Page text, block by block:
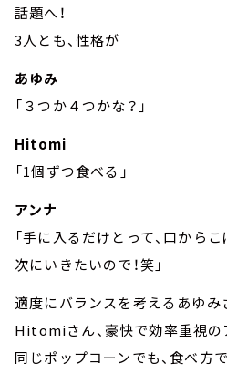
話題へ！
3人とも、性格が
あゆみ
「３つか４つかな？」
Hitomi
「1個ずつ食べる」
アンナ
「手に入るだけとって、口から
次にいきたいので！笑」
適度にバランスを考えるあゆみ
Hitomiさん、豪快で効率重視の
同じポップコーンでも、食べ方